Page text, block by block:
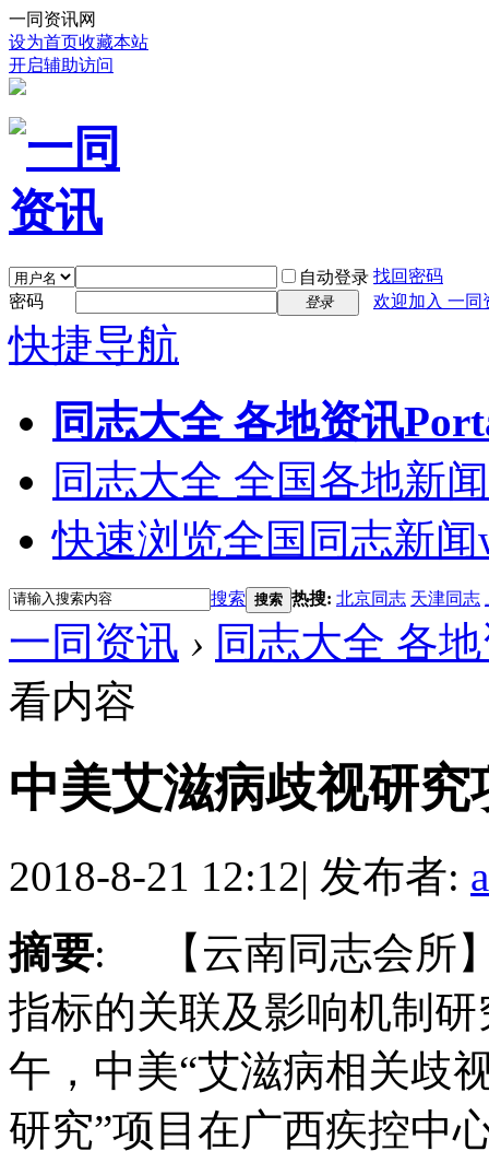
一同资讯网
设为首页收藏本站
开启辅助访问
自动登录 找回密码
密码
登录 欢迎加入 一同
快捷导航
同志大全 各地资讯
同志大全 全国各地新闻
快速浏览全国同志新闻
搜索 搜索 热搜: 北京同志 天津同志
一同资讯 › 同志大全 各
看内容
中美艾滋病歧视研
2018-8-21 12:12| 发布者:
摘要: 【云南同志会所
指标的关联及影响机制
午，中美“艾滋病相关歧
研究”项目在广西疾控